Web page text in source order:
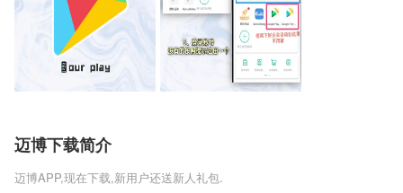
迈博下载简介
迈博APP,现在下载,新用户还送新人礼包.